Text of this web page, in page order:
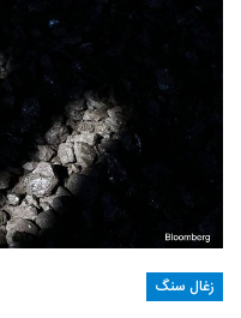
زغال سنگ